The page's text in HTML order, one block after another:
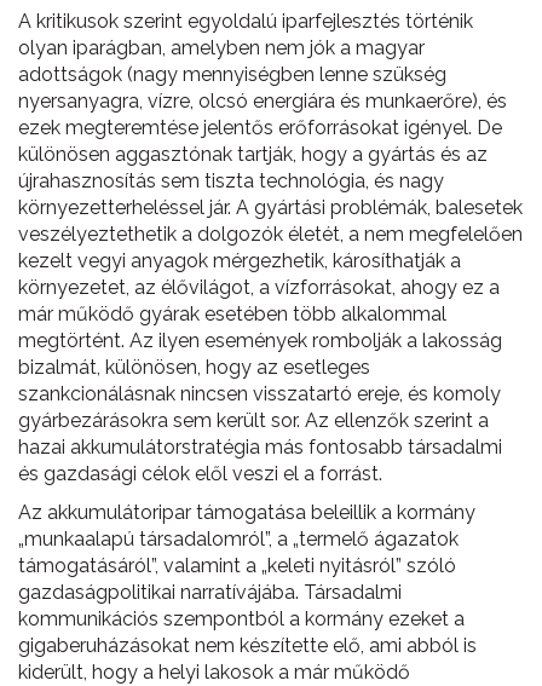
A kritikusok szerint egyoldalú iparfejlesztés történik
olyan iparágban, amelyben nem jók a magyar
adottságok (nagy mennyiségben lenne szükség
nyersanyagra, vízre, olcsó energiára és munkaerőre), és
ezek megteremtése jelentős erőforrásokat igényel. De
különösen aggasztónak tartják, hogy a gyártás és az
újrahasznosítás sem tiszta technológia, és nagy
környezetterheléssel jár. A gyártási problémák, balesetek
veszélyeztethetik a dolgozók életét, a nem megfelelően
kezelt vegyi anyagok mérgezhetik, károsíthatják a
környezetet, az élővilágot, a vízforrásokat, ahogy ez a
már működő gyárak esetében több alkalommal
megtörtént. Az ilyen események rombolják a lakosság
bizalmát, különösen, hogy az esetleges
szankcionálásnak nincsen visszatartó ereje, és komoly
gyárbezárásokra sem került sor. Az ellenzők szerint a
hazai akkumulátorstratégia más fontosabb társadalmi
és gazdasági célok elől veszi el a forrást.
Az akkumulátoripar támogatása beleillik a kormány
„munkaalapú társadalomról”, a „termelő ágazatok
támogatásáról”, valamint a „keleti nyitásról” szóló
gazdaságpolitikai narratívájába. Társadalmi
kommunikációs szempontból a kormány ezeket a
gigaberuházásokat nem készítette elő, ami abból is
kiderült, hogy a helyi lakosok a már működő